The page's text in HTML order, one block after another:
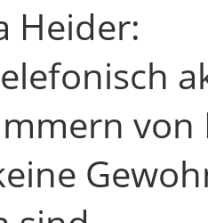
Heider:
von